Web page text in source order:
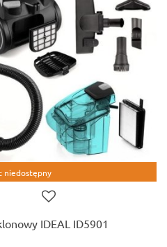
niedostępny
IDEAL ID5901